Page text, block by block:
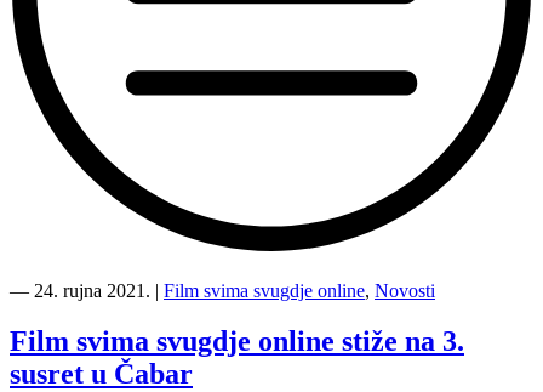
Posljednji
svima
svugdje
online
― 24. rujna 2021. | Film svima svugdje online, Novosti
Film svima svugdje online stiže na 3.
susret u Čabar